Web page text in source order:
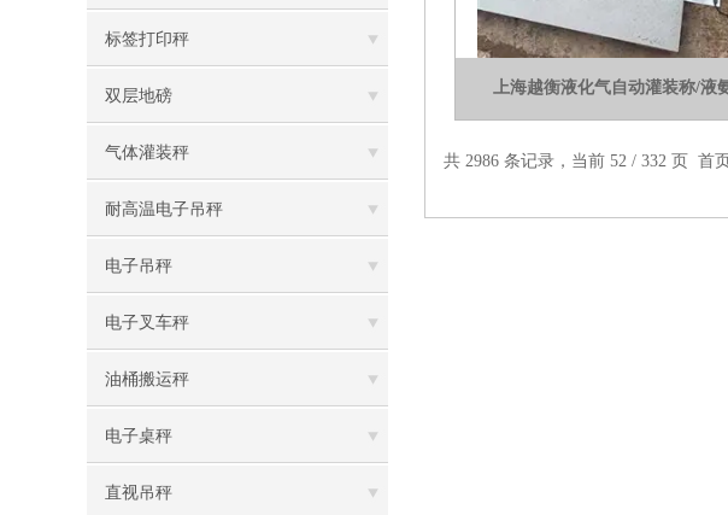
标签打印秤
双层地磅
气体灌装秤
耐高温电子吊秤
电子吊秤
电子叉车秤
油桶搬运秤
电子桌秤
直视吊秤
上海越衡液化气自动灌装称/液
共 2986 条记录，当前 52 / 332 页 首页